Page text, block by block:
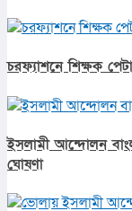
চরফ্যাশনে শিক্ষক
ইসলামী আন্দোলন
ঘোষণা